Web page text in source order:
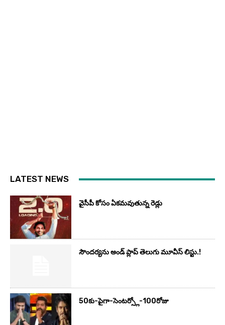
LATEST NEWS
వైసీపీ కోసం ఏక‌మ‌వుతున్న రెడ్లు
సౌందర్యను అండ్‌ ప్లాప్‌ తెలుగు మూవీస్‌ లిస్టు.!
50కు-పైగా-సెంటర్స్లో-100రోజు